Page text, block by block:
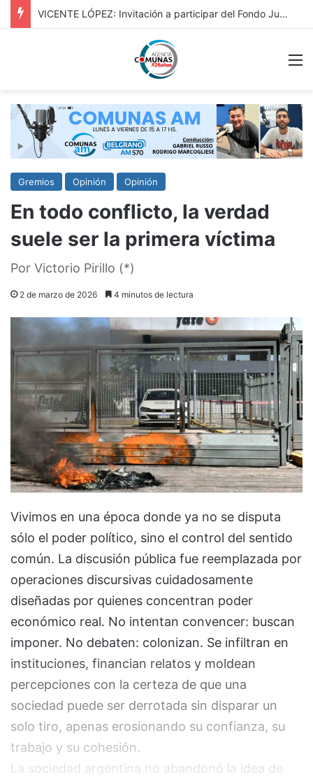
LOMAS: Comenzaron los Pre Congresos Territoriales de la Comunidad 2026
Gremios Opinión Opinión
En todo conflicto, la verdad
suele ser la primera víctima
Por Victorio Pirillo (*)
2 de marzo de 2026 4 minutos de lectura
Vivimos en una época donde ya no se disputa
sólo el poder político, sino el control del sentido
común. La discusión pública fue reemplazada por
operaciones discursivas cuidadosamente
diseñadas por quienes concentran poder
económico real. No intentan convencer: buscan
imponer. No debaten: colonizan. Se infiltran en
instituciones, financian relatos y moldean
percepciones con la certeza de que una
sociedad puede ser derrotada sin disparar un
solo tiro, apenas erosionando su confianza, su
trabajo y su cohesión.
La sociedad argentina no abandonó la idea de